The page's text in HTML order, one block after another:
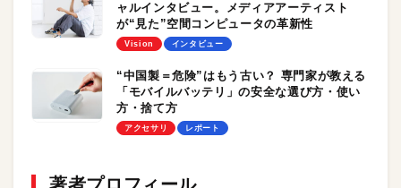
ャルインタビュー。メディアアーティスト
が“見た”空間コンピュータの革新性
Vision インタビュー
“中国製＝危険”はもう古い？ 専門家が教える
「モバイルバッテリ」の安全な選び方・使い
方・捨て方
アクセサリ レポート